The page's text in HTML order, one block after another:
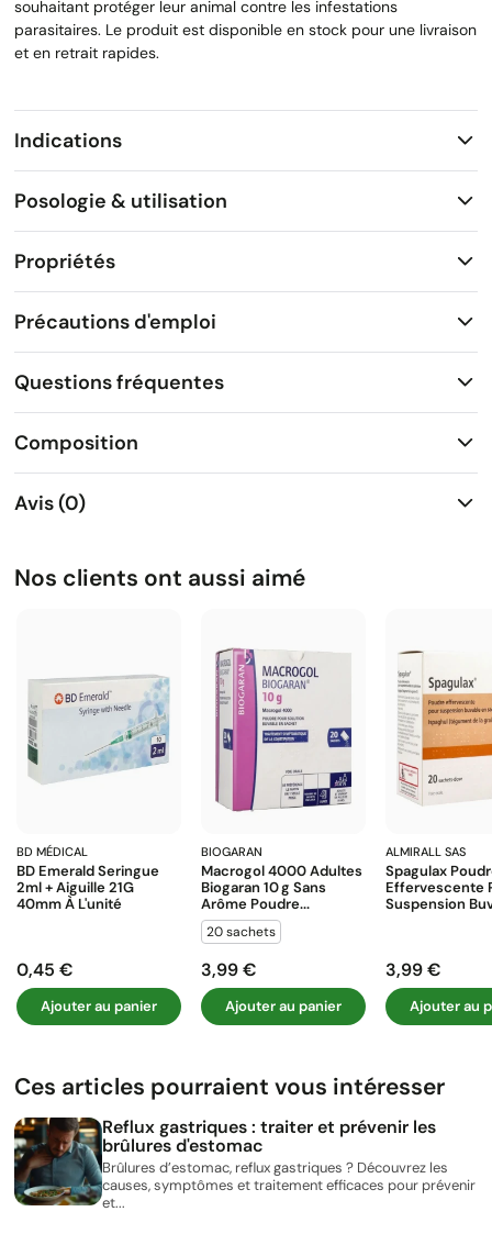
souhaitant protéger leur animal contre les infestations
parasitaires. Le produit est disponible en stock pour une livraison
et en retrait rapides.
Indications
Posologie & utilisation
Propriétés
Précautions d'emploi
Questions fréquentes
Composition
Avis (0)
Nos clients ont aussi aimé
BD MÉDICAL
BD Emerald Seringue
2ml + Aiguille 21G
40mm À L'unité
Prix
0,45 €
Ajouter au panier
BIOGARAN
Macrogol 4000 Adultes
Biogaran 10 G Sans
Arôme Poudre...
20 sachets
Prix
3,99 €
Ajouter au panier
ALMIRALL SAS
Spagulax
Effervescente
Suspension
Prix
3,99 €
Ajouter au
Ces articles pourraient vous intéresser
Reflux gastriques : traiter et prévenir les
brûlures d'estomac
Brûlures d’estomac, reflux gastriques ? Découvrez les
causes, symptômes et traitement efficaces pour prévenir
et...